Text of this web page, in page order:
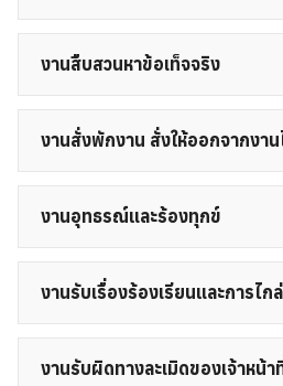
งานสืบสวนหาข้อเท็จจริง
งานสั่งพักงาน สั่งให้ออกจากงาน
งานอุทธรณ์และร้องทุกข์
งานอุทธรณ์
งานรับเรื่องร้องเรียนและการไก
งานจัดการเรื่องร้องเรียน/ร้องทุก
งานรับผิดทางละเมิดของเจ้าหน้า